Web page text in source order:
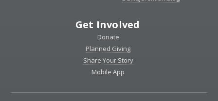
Get Involved
Donate
Planned Giving
Share Your Story
Mobile App